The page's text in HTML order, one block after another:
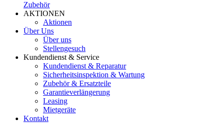
Zubehör
AKTIONEN
Aktionen
Über Uns
Über uns
Stellengesuch
Kundendienst & Service
Kundendienst & Reparatur
Sicherheitsinspektion & Wartung
Zubehör & Ersatzteile
Garantieverlängerung
Leasing
Mietgeräte
Kontakt